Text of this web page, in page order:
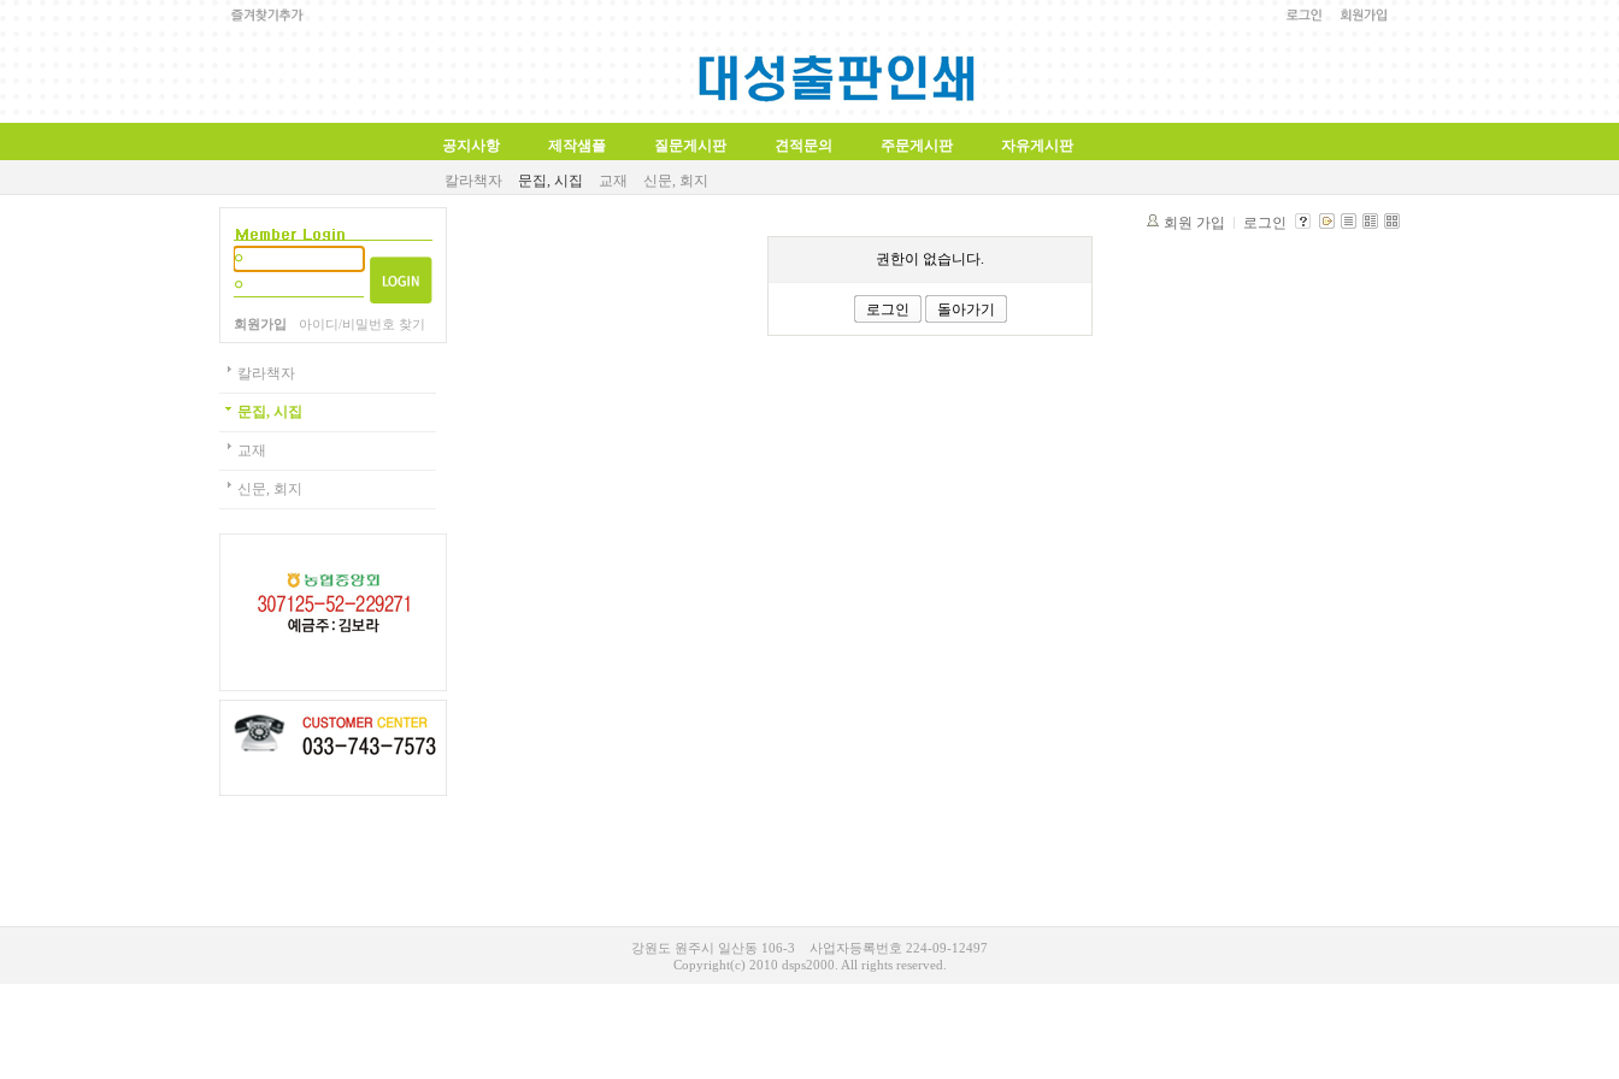
공지사항 제작샘플 질문게시판 견적문의 주문게시판 자유게시판
칼라책자 문집, 시집 교재 신문, 회지
회원가입 아이디/비밀번호 찾기
칼라책자
문집, 시집
교재
신문, 회지
회원 가입 로그인
권한이 없습니다.
로그인 돌아가기
강원도 원주시 일산동 106-3 사업자등록번호 224-09-12497
Copyright(c) 2010 dsps2000. All rights reserved.